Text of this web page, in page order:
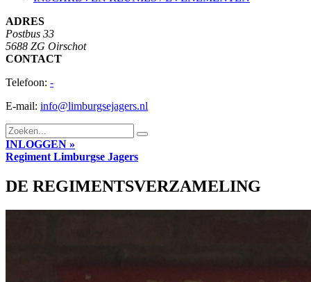
ADRES
Postbus 33
5688 ZG Oirschot
CONTACT
Telefoon: -
E-mail: info@limburgsejagers.nl
INLOGGEN »
Regiment Limburgse Jagers
DE REGIMENTSVERZAMELING